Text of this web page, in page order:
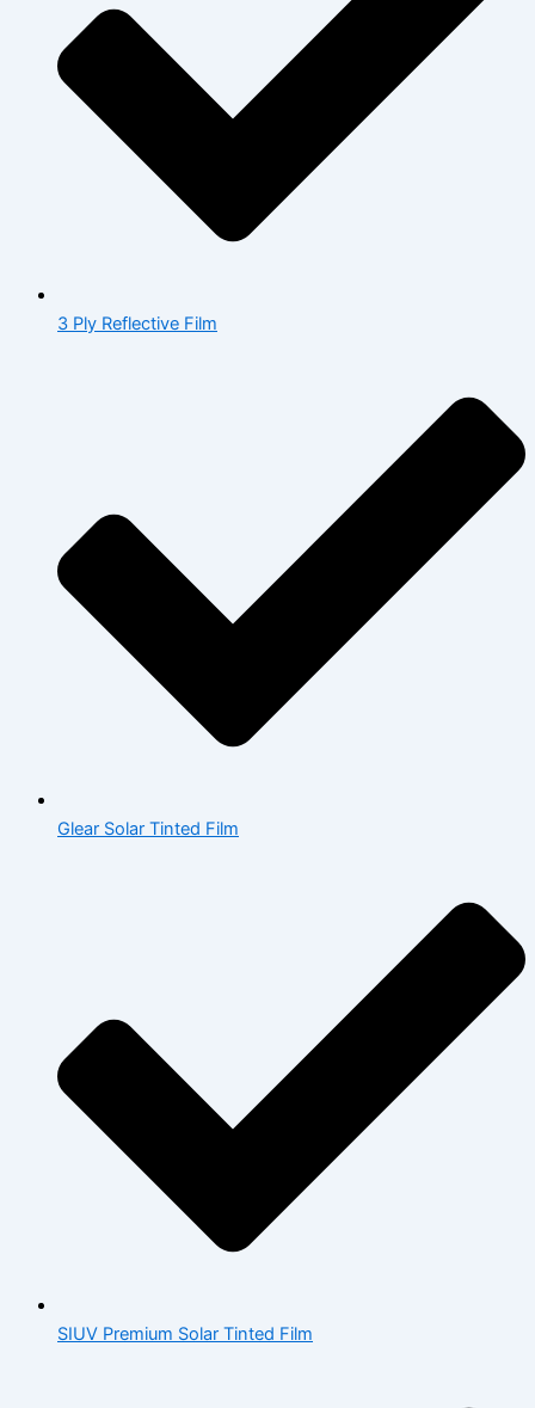
3 Ply Reflective Film
Glear Solar Tinted Film
SIUV Premium Solar Tinted Film